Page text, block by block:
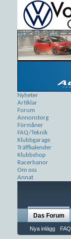
Nyheter
Artiklar
Forum
Annonstorg
Förmåner
FAQ/Teknik
Klubbgarage
Träffkalender
Klubbshop
Racerbanor
Om oss
Annat
Das Forum
Nya inlägg FAQ